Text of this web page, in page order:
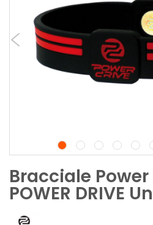
Bracciale
POWER DRIVE